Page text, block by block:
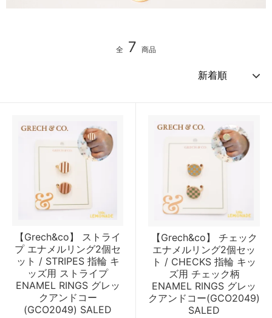
全 7 商品
【Grech&co】 ストライ
プ エナメルリング2個セ
ット / STRIPES 指輪 キ
ッズ用 ストライプ
ENAMEL RINGS グレッ
クアンドコー
(GCO2049) SALED
【Grech&co】 チェック
エナメルリング2個セッ
ト / CHECKS 指輪 キッ
ズ用 チェック柄
ENAMEL RINGS グレッ
クアンドコー(GCO2049)
SALED